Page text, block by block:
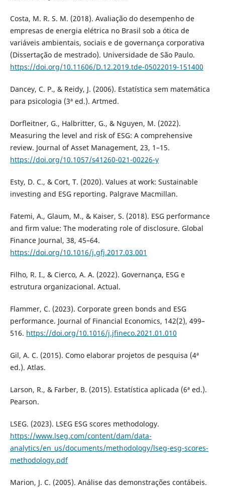
Costa, M. R. S. M. (2018). Avaliação do desempenho de
empresas de energia elétrica no Brasil sob a ótica de
variáveis ambientais, sociais e de governança corporativa
(Dissertação de mestrado). Universidade de São Paulo.
https://doi.org/10.11606/D.12.2019.tde-05022019-151400
Dancey, C. P., & Reidy, J. (2006). Estatística sem matemática
para psicologia (3ª ed.). Artmed.
Dorfleitner, G., Halbritter, G., & Nguyen, M. (2022).
Measuring the level and risk of ESG: A comprehensive
review. Journal of Asset Management, 23, 1–15.
https://doi.org/10.1057/s41260-021-00226-y
Esty, D. C., & Cort, T. (2020). Values at work: Sustainable
investing and ESG reporting. Palgrave Macmillan.
Fatemi, A., Glaum, M., & Kaiser, S. (2018). ESG performance
and firm value: The moderating role of disclosure. Global
Finance Journal, 38, 45–64.
https://doi.org/10.1016/j.gfj.2017.03.001
Filho, R. I., & Cierco, A. A. (2022). Governança, ESG e
estrutura organizacional. Actual.
Flammer, C. (2023). Corporate green bonds and ESG
performance. Journal of Financial Economics, 142(2), 499–
516. https://doi.org/10.1016/j.jfineco.2021.01.010
Gil, A. C. (2015). Como elaborar projetos de pesquisa (4ª
ed.). Atlas.
Larson, R., & Farber, B. (2015). Estatística aplicada (6ª ed.).
Pearson.
LSEG. (2023). LSEG ESG scores methodology.
https://www.lseg.com/content/dam/data-
analytics/en_us/documents/methodology/lseg-esg-scores-
methodology.pdf
Marion, J. C. (2005). Análise das demonstrações contábeis.